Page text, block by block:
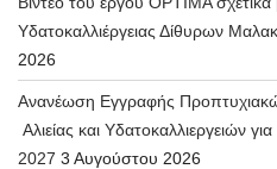
Υδατοκαλλιέργειας Δίθυρων
2026
Ανανέωση Εγγραφής
Αλιείας και Υδατοκαλλιεργειών
2027 3 Αυγούστου 2026